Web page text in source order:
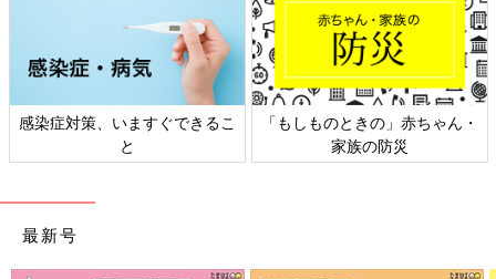
感染症対策、いますぐできるこ
と
「もしものときの」赤ちゃん・
家族の防災
最新号